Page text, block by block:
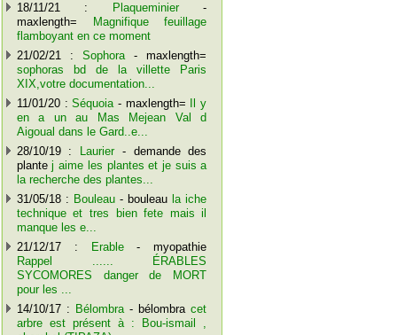
18/11/21 : Plaqueminier-
maxlength=
Magnifique feuillage
flamboyant en ce moment
21/02/21 : Sophora- maxlength=
sophoras bd de la villette Paris
XIX,votre documentation...
11/01/20 :Séquoia- maxlength=
Il y
en a un au Mas Mejean Val d
Aigoual dans le Gard..e...
28/10/19 :
Laurier- demande des
plantej aime les plantes et je suis a
la recherche des plantes...
31/05/18 : Bouleau- bouleau la iche
technique et tres bien fete mais il
manque les e...
21/12/17 :
Erable- myopathie
Rappel ...... ÉRABLES
SYCOMORES danger de MORT
pour les ...
14/10/17 : Bélombra- bélombracet
arbre est présent à : Bou-ismail ,